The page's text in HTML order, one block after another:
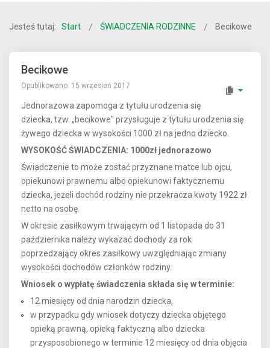
Jesteś tutaj: Start ŚWIADCZENIA RODZINNE Becikowe
Becikowe
Opublikowano: 15 wrzesień 2017
Jednorazowa zapomoga z tytułu urodzenia się
dziecka, tzw. „becikowe" przysługuje z tytułu urodzenia się
żywego dziecka w wysokości 1000 zł na jedno dziecko.
WYSOKOŚĆ ŚWIADCZENIA: 1000zł jednorazowo
Świadczenie to może zostać przyznane matce lub ojcu,
opiekunowi prawnemu albo opiekunowi faktycznemu
dziecka, jeżeli dochód rodziny nie przekracza kwoty 1922 zł
netto na osobę.
W okresie zasiłkowym trwającym od 1 listopada do 31
października należy wykazać dochody za rok
poprzedzający okres zasiłkowy uwzględniając zmiany
wysokości dochodów członków rodziny.
Wniosek o wypłatę świadczenia składa się w terminie:
12 miesięcy od dnia narodzin dziecka,
w przypadku gdy wniosek dotyczy dziecka objętego
opieką prawną, opieką faktyczną albo dziecka
przysposobionego w terminie 12 miesięcy od dnia objęcia